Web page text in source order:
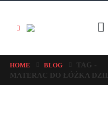
HOME BLOG
TAG -
MATERAC DO ŁÓŻKA